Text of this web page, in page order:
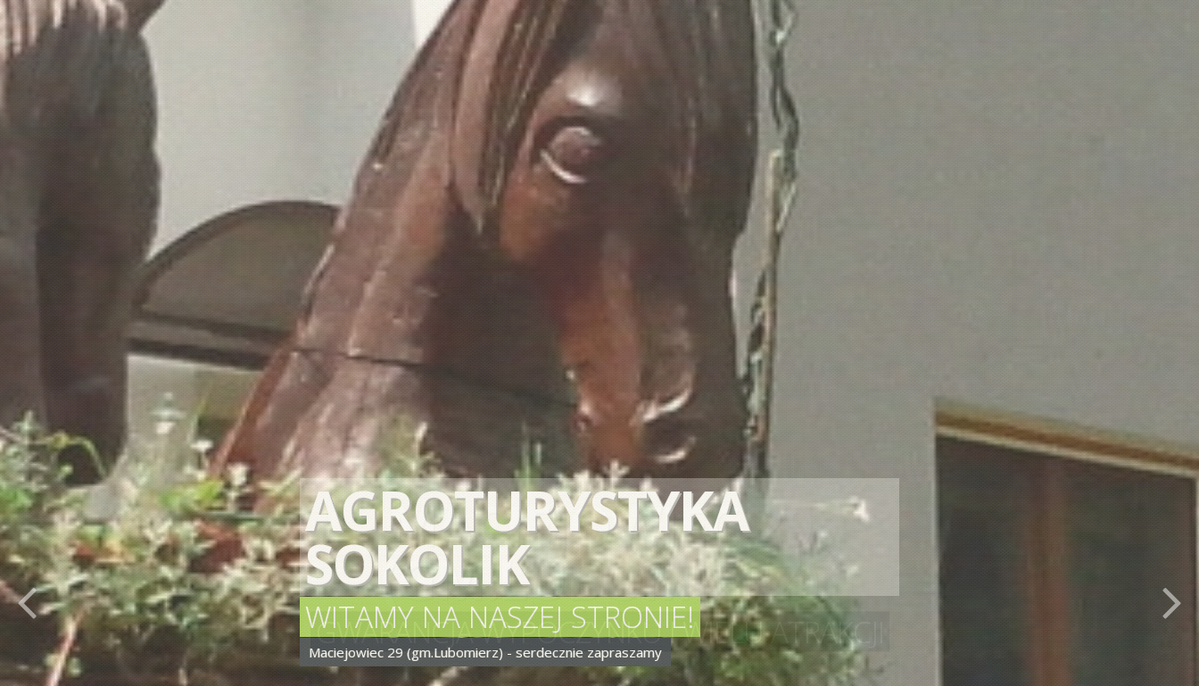
MACIEJOWIEC 29
(GM.LUBOMIERZ)
GWARANCJA WYPOCZYNKU I WIELU ATRAKCJI